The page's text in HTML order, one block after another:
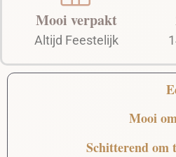
Mooi verpakt
Altijd Feestelijk
Mooi
Schitterendom